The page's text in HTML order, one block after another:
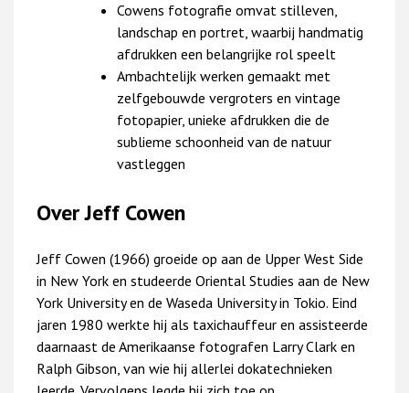
Cowens fotografie omvat stilleven,
landschap en portret, waarbij handmatig
afdrukken een belangrijke rol speelt
Ambachtelijk werken gemaakt met
zelfgebouwde vergroters en vintage
fotopapier, unieke afdrukken die de
sublieme schoonheid van de natuur
vastleggen
Over Jeff Cowen
Jeff Cowen (1966) groeide op aan de Upper West Side
in New York en studeerde Oriental Studies aan de New
York University en de Waseda University in Tokio. Eind
jaren 1980 werkte hij als taxichauffeur en assisteerde
daarnaast de Amerikaanse fotografen Larry Clark en
Ralph Gibson, van wie hij allerlei dokatechnieken